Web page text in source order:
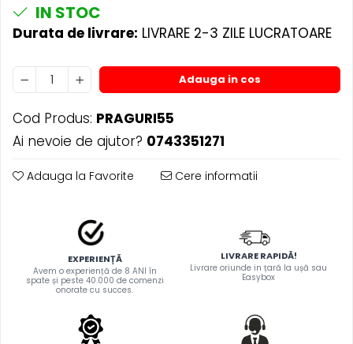
DAF
IVECO
MERCEDES CAMIOANE
RENAULT CAMIOANE
VOLVO CAMIOANE
STICKERE MOTO/ATV
4X4/OFF ROAD STICKER
DRIFT
PARASOLARE
IN STOC
Durata de livrare: LIVRARE 2-3 ZILE LUCRATOARE
Adauga in cos
Cod Produs: PRAGURI55
Ai nevoie de ajutor? 0743351271
Adauga la Favorite Cere informatii
EXPERIENȚĂ
Avem o experiență de 8 ANI în
spate și peste 40.000 de comenzi
onorate cu succes.
LIVRARE RAPIDĂ!
Livrare oriunde in țară la ușă sau
Easybox